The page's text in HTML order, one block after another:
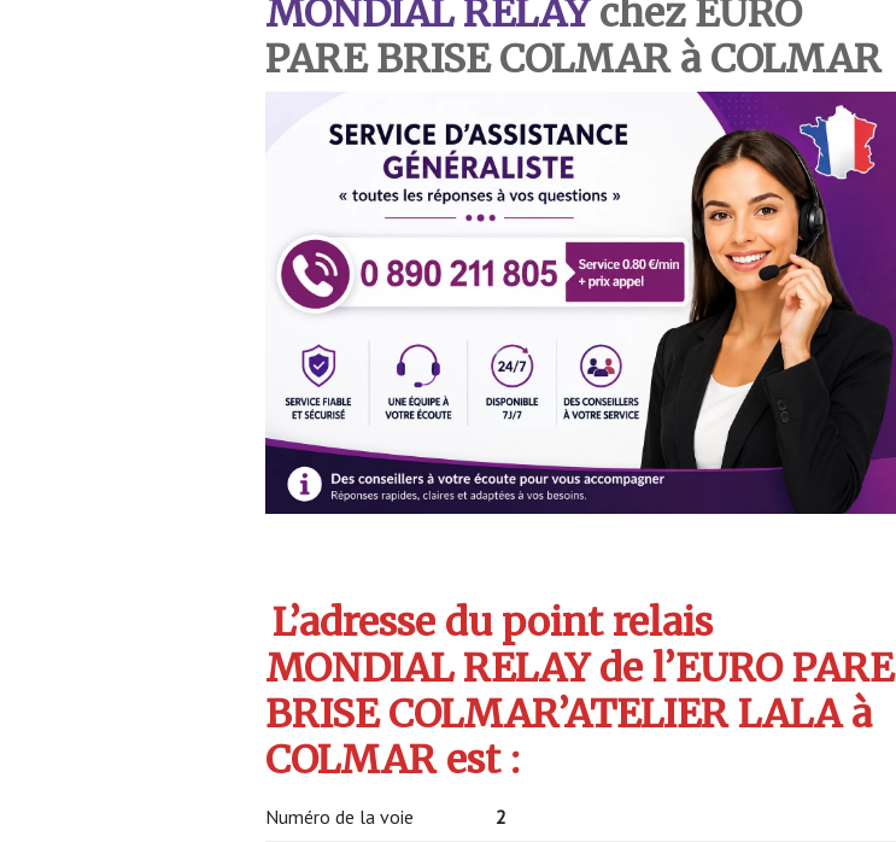
MONDIAL RELAYchez EURO
PARE BRISE COLMAR à COLMAR
L’adresse du point relais
MONDIAL RELAY de l’EURO PARE
BRISE COLMAR’ATELIER LALA à
COLMAR est :
Numéro de la voie 2